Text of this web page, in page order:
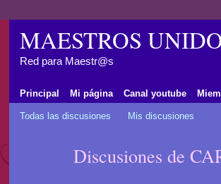
MAESTROS
Red para Maestr@s
Principal Mi página Canal youtube
Todas las discusiones Mis discusiones
Discusiones de